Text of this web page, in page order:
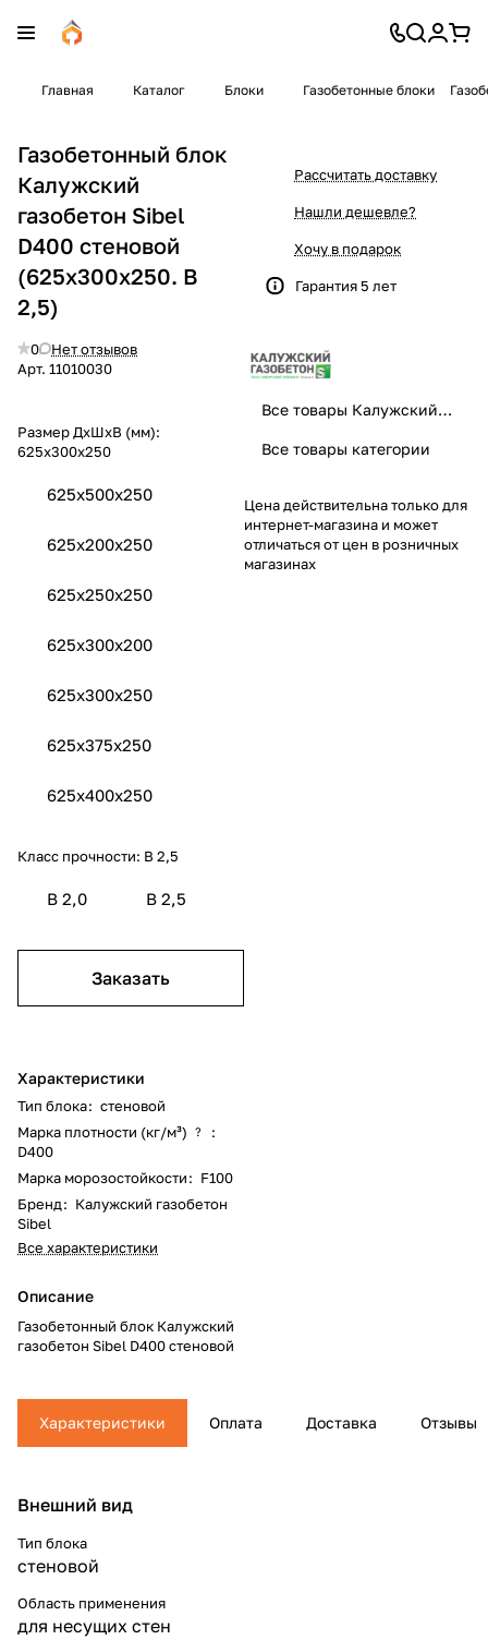
Главная Каталог Блоки Газобетонные блоки
Газобетонный блок
Калужский
газобетон Sibel
D400 стеновой
(625x300x250. B
2,5)
0
Нет отзывов
Арт. 11010030
Размер ДхШхВ (мм):
625x300x250
625x500x250
625x200x250
625x250x250
625x300х200
625x300x250
625x375x250
625x400x250
Класс прочности: B 2,5
B 2,0 B 2,5
Заказать
Характеристики
Тип блока: стеновой
Марка плотности (кг/м³)
?
:
D400
Марка морозостойкости: F100
Бренд: Калужский газобетон
Sibel
Все характеристики
Описание
Газобетонный блок Калужский
газобетон Sibel D400 стеновой
Рассчитать доставку
Нашли дешевле?
Хочу в подарок
Гарантия 5 лет
Все товары Калужский газобетон Sibel
Все товары категории
Цена действительна только для
интернет-магазина и может
отличаться от цен в розничных
магазинах
Характеристики Оплата Доставка Отзывы
Внешний вид
Тип блока
стеновой
Область применения
для несущих стен